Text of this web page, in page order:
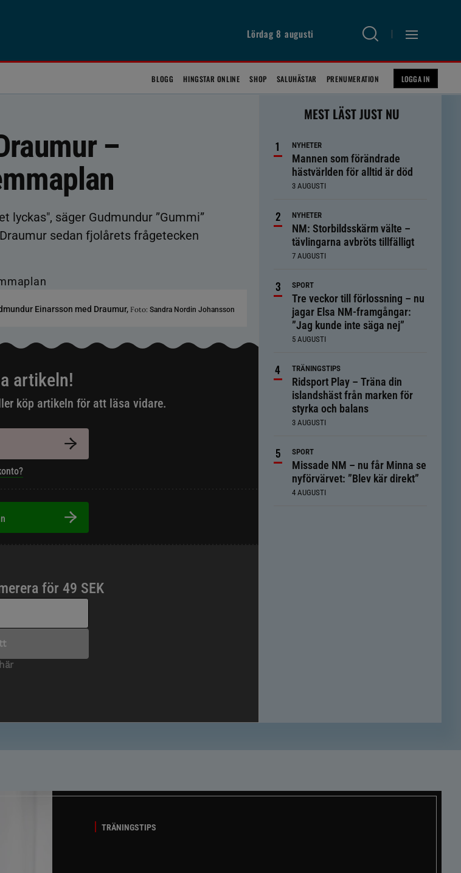
Lördag 8 augusti
BLOGG HINGSTAR ONLINE SHOP SALUHÄSTAR PRENUMERATION LOGGA IN
–
säger Gudmundur ”Gummi”
sedan fjolårets frågetecken
Einarsson med Draumur, Foto: Sandra Nordin Johansson
artikeln!
köp artikeln för att läsa vidare.
MEST LÄST JUST NU
NYHETER
Mannen som förändrade
hästvärlden för alltid är död
3 AUGUSTI
NYHETER
NM: Storbildsskärm välte –
tävlingarna avbröts tillfälligt
7 AUGUSTI
SPORT
Tre veckor till förlossning – nu
jagar Elsa NM-framgångar:
”Jag kunde inte säga nej”
5 AUGUSTI
TRÄNINGSTIPS
Ridsport Play – Träna din
islandshäst från marken för
styrka och balans
3 AUGUSTI
SPORT
Missade NM – nu får Minna se
nyförvärvet: ”Blev kär direkt”
4 AUGUSTI
TRÄNINGSTIPS